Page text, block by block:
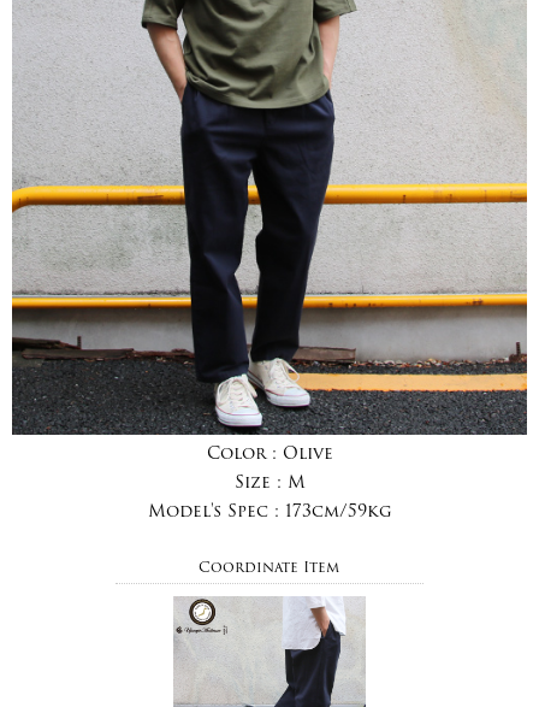
Color : Olive
Size : M
Model's Spec : 173cm/59kg
Coordinate Item